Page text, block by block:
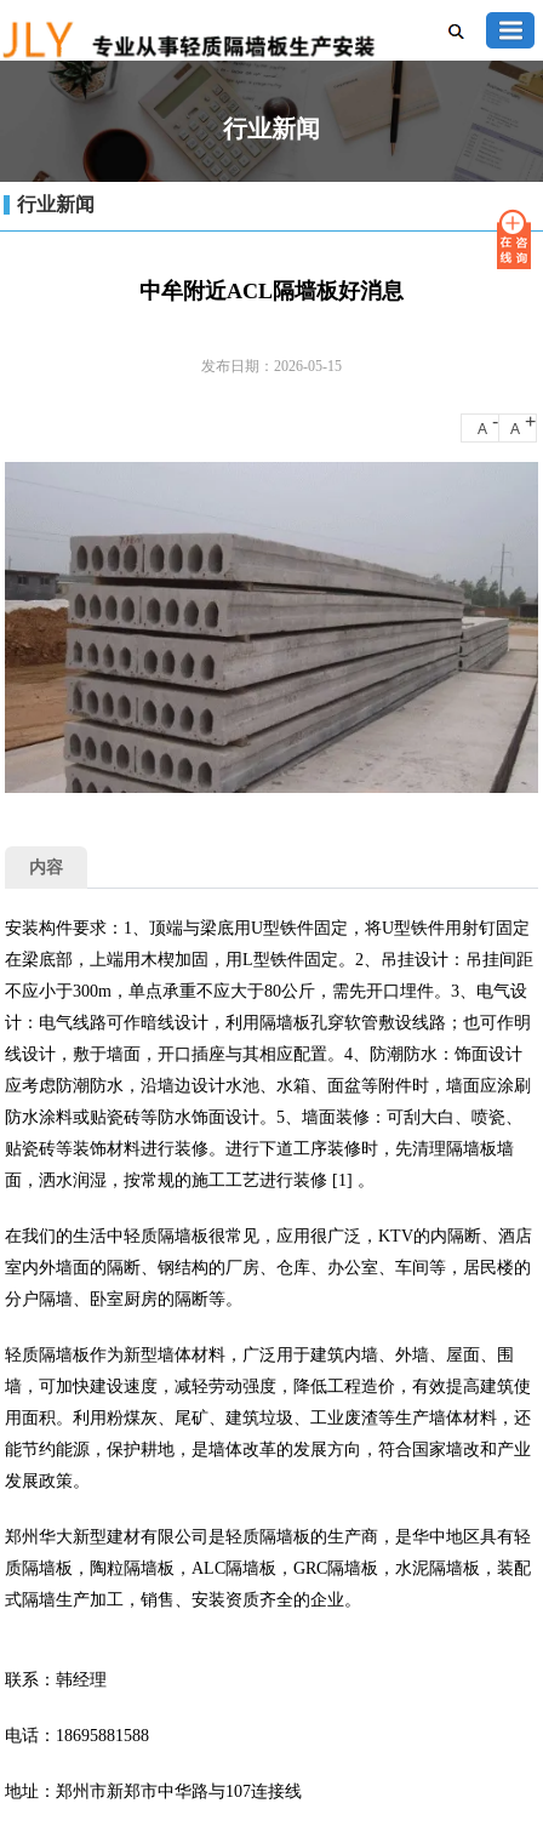
行业新闻
行业新闻
中牟附近ACL隔墙板好消息
发布日期：2026-05-15
A - A +
内容
安装构件要求：1、顶端与梁底用U型铁件固定，将U型铁件用射钉固定
在梁底部，上端用木楔加固，用L型铁件固定。2、吊挂设计：吊挂间距
不应小于300m，单点承重不应大于80公斤，需先开口埋件。3、电气设
计：电气线路可作暗线设计，利用隔墙板孔穿软管敷设线路；也可作明
线设计，敷于墙面，开口插座与其相应配置。4、防潮防水：饰面设计
应考虑防潮防水，沿墙边设计水池、水箱、面盆等附件时，墙面应涂刷
防水涂料或贴瓷砖等防水饰面设计。5、墙面装修：可刮大白、喷瓷、
贴瓷砖等装饰材料进行装修。进行下道工序装修时，先清理隔墙板墙
面，洒水润湿，按常规的施工工艺进行装修 [1] 。
在我们的生活中轻质隔墙板很常见，应用很广泛，KTV的内隔断、酒店
室内外墙面的隔断、钢结构的厂房、仓库、办公室、车间等，居民楼的
分户隔墙、卧室厨房的隔断等。
轻质隔墙板作为新型墙体材料，广泛用于建筑内墙、外墙、屋面、围
墙，可加快建设速度，减轻劳动强度，降低工程造价，有效提高建筑使
用面积。利用粉煤灰、尾矿、建筑垃圾、工业废渣等生产墙体材料，还
能节约能源，保护耕地，是墙体改革的发展方向，符合国家墙改和产业
发展政策。
郑州华大新型建材有限公司是轻质隔墙板的生产商，是华中地区具有轻
质隔墙板，陶粒隔墙板，ALC隔墙板，GRC隔墙板，水泥隔墙板，装配
式隔墙生产加工，销售、安装资质齐全的企业。
联系：韩经理
电话：18695881588
地址：郑州市新郑市中华路与107连接线